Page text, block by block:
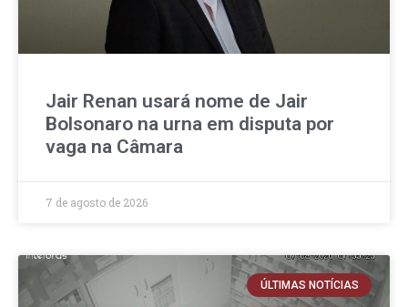
Jair Renan usará nome de Jair
Bolsonaro na urna em disputa por
vaga na Câmara
7 de agosto de 2026
ÚLTIMAS NOTÍCIAS